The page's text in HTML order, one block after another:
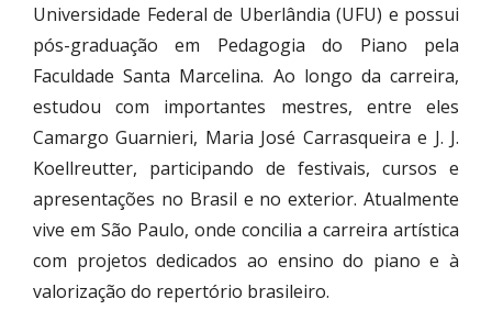
Universidade Federal de Uberlândia (UFU) e possui
pós-graduação em Pedagogia do Piano pela
Faculdade Santa Marcelina. Ao longo da carreira,
estudou com importantes mestres, entre eles
Camargo Guarnieri, Maria José Carrasqueira e J. J.
Koellreutter, participando de festivais, cursos e
apresentações no Brasil e no exterior. Atualmente
vive em São Paulo, onde concilia a carreira artística
com projetos dedicados ao ensino do piano e à
valorização do repertório brasileiro.